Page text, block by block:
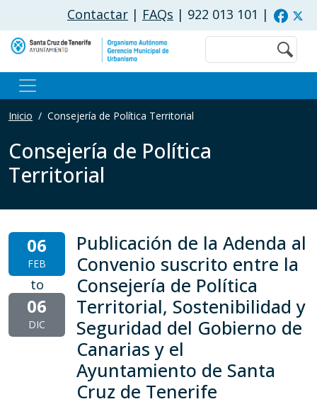
Pasar al contenido principal
Contactar | FAQs | 922 013 101 |
Buscar
Inicio Consejería de Política Territorial
Consejería de Política
Territorial
06
FEB
to
06
DIC
Publicación de la Adenda al
Convenio suscrito entre la
Consejería de Política
Territorial, Sostenibilidad y
Seguridad del Gobierno de
Canarias y el
Ayuntamiento de Santa
Cruz de Tenerife